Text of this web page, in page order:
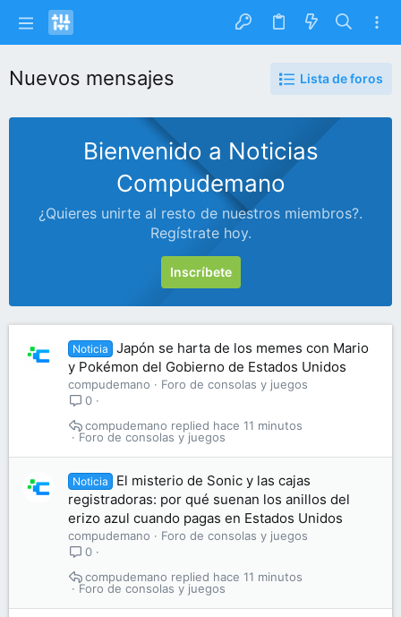
Nuevos mensajes Lista de foros
Bienvenido a Noticias
Compudemano
¿Quieres unirte al resto de nuestros miembros?.
Regístrate hoy.
Inscríbete
Noticia
Japón se harta de los memes con Mario
y Pokémon del Gobierno de Estados Unidos
compudemano
Foro de consolas y juegos
0
Foro de consolas y juegos
hace 11 minutos
compudemano
Noticia
El misterio de Sonic y las cajas
registradoras: por qué suenan los anillos del
erizo azul cuando pagas en Estados Unidos
compudemano
Foro de consolas y juegos
0
Foro de consolas y juegos
hace 11 minutos
compudemano